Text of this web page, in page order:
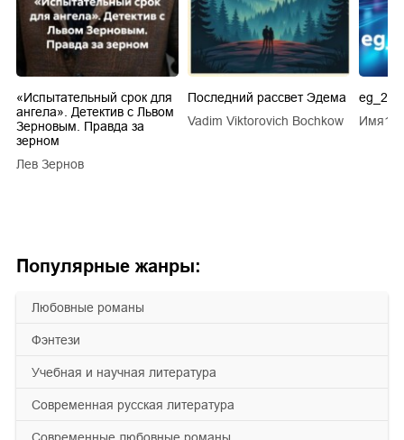
Популярные жанры:
любовные романы
фэнтези
учебная и научная литература
современная русская литература
«Испытательный срок для
ангела». Детектив с Львом
Зерновым. Правда за
зерном
Лев Зернов
Последний рассвет Эдема
Vadim Viktorovich Bochkow
Имя1